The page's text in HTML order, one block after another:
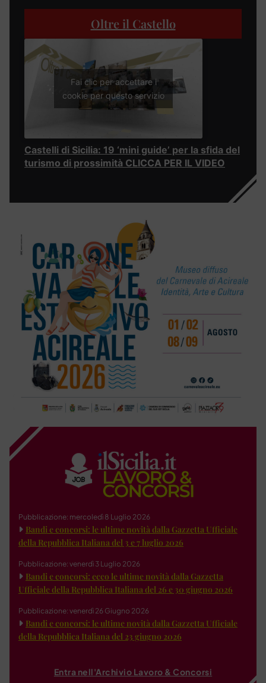
Oltre il Castello
Fai clic per accettare i
cookie per questo servizio
Castelli di Sicilia: 19 ‘mini guide’ per la sfida del
turismo di prossimità CLICCA PER IL VIDEO
Pubblicazione: mercoledì 8 Luglio 2026
Bandi e concorsi: le ultime novità dalla Gazzetta Ufficiale
della Repubblica Italiana del 3 e 7 luglio 2026
Pubblicazione: venerdì 3 Luglio 2026
Bandi e concorsi: ecco le ultime novità dalla Gazzetta
Ufficiale della Repubblica Italiana del 26 e 30 giugno 2026
Pubblicazione: venerdì 26 Giugno 2026
Bandi e concorsi: le ultime novità dalla Gazzetta Ufficiale
della Repubblica Italiana del 23 giugno 2026
Entra nell'Archivio Lavoro & Concorsi